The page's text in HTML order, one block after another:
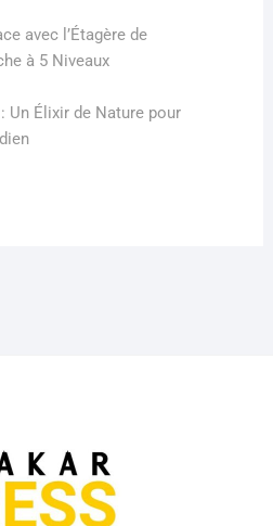
avec l’Étagère de
à 5 Niveaux
Un Élixir de Nature pour